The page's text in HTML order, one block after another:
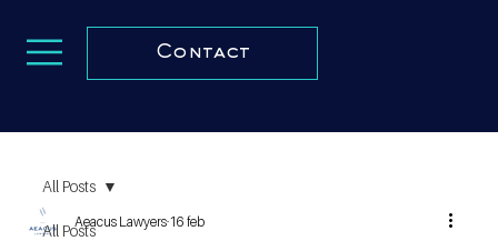
Contact
All Posts
All Posts
Aeacus Lawyers16 feb